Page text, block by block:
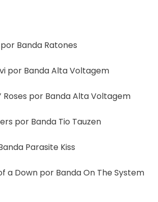
Banda Ratones
por Banda Alta Voltagem
Roses por Banda Alta Voltagem
por Banda Tio Tauzen
Parasite Kiss
a Down por Banda On The System